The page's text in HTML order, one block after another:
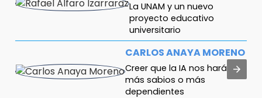
La UNAM y un nuevo
proyecto educativo
universitario
CARLOS ANAYA MORENO
Creer que la IA nos hará
más sabios o más
dependientes